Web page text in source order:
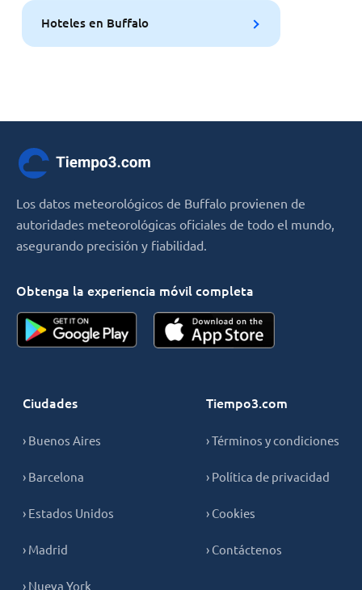
Hoteles en Buffalo
Los datos meteorológicos de Buffalo provienen de
autoridades meteorológicas oficiales de todo el mundo,
asegurando precisión y fiabilidad.
Obtenga la experiencia móvil completa
Ciudades
› Buenos Aires
› Barcelona
› Estados Unidos
› Madrid
› Nueva York
Tiempo3.com
› Términos y condiciones
› Política de privacidad
› Cookies
› Contáctenos